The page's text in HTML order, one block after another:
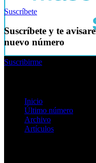
Suscríbete
Suscríbete y te
nuevo número
Suscribirme
Inicio
Último número
Archivo
Artículos